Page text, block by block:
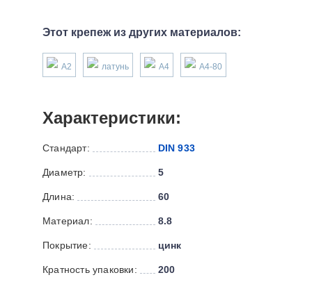
Этот крепеж из других материалов:
А2 латунь А4 А4-80
Характеристики:
Стандарт: DIN 933
Диаметр: 5
Длина: 60
Материал: 8.8
Покрытие: цинк
Кратность упаковки: 200